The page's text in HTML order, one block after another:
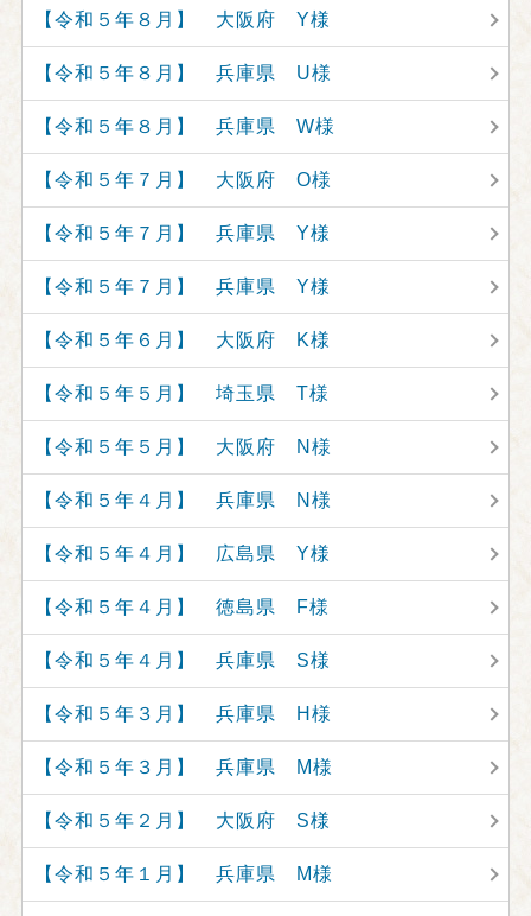
【令和５年８月】 大阪府 Y様
【令和５年８月】 兵庫県 U様
【令和５年８月】 兵庫県 W様
【令和５年７月】 大阪府 O様
【令和５年７月】 兵庫県 Y様
【令和５年７月】 兵庫県 Y様
【令和５年６月】 大阪府 K様
【令和５年５月】 埼玉県 T様
【令和５年５月】 大阪府 N様
【令和５年４月】 兵庫県 N様
【令和５年４月】 広島県 Y様
【令和５年４月】 徳島県 F様
【令和５年４月】 兵庫県 S様
【令和５年３月】 兵庫県 H様
【令和５年３月】 兵庫県 M様
【令和５年２月】 大阪府 S様
【令和５年１月】 兵庫県 M様